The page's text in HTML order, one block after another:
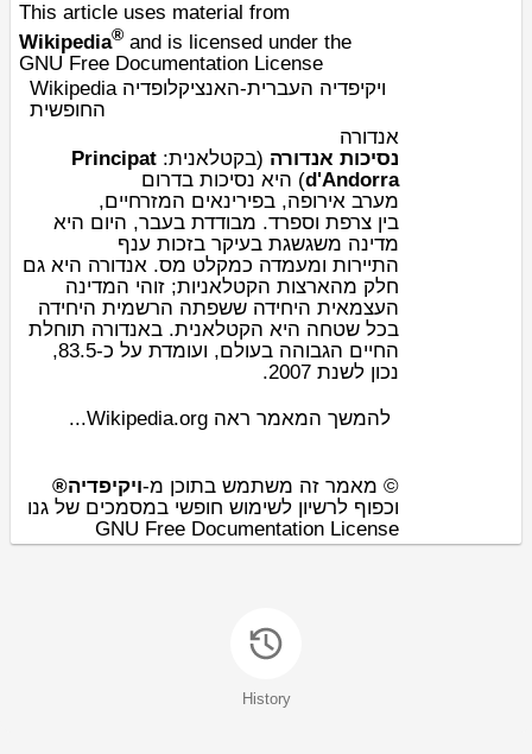
This article uses material from
Wikipedia® and is licensed under the
GNU Free Documentation License
Wikipedia ויקיפדיה העברית-האנציקלופדיה
החופשית
אנדורה
נסיכות אנדורה (בקטלאנית:
Principat
d'Andorra) היא נסיכות בדרום
מערב אירופה, בפירינאים המזרחיים,
בין צרפת וספרד. מבודדת בעבר, היום היא
מדינה משגשגת בעיקר בזכות ענף
התיירות ומעמדה כמקלט מס. אנדורה היא גם
חלק מהארצות הקטלאניות; זוהי המדינה
העצמאית היחידה ששפתה הרשמית היחידה
בכל שטחה היא הקטלאנית. באנדורה תוחלת
החיים
הגבוהה בעולם, ועומדת על כ-83.5,
נכון לשנת 2007.
להמשך המאמר ראה Wikipedia.org...
© מאמר זה משתמש בתוכן מ-ויקיפדיה®
וכפוף לרשיון לשימוש חופשי במסמכים של גנו
GNU Free Documentation License
History